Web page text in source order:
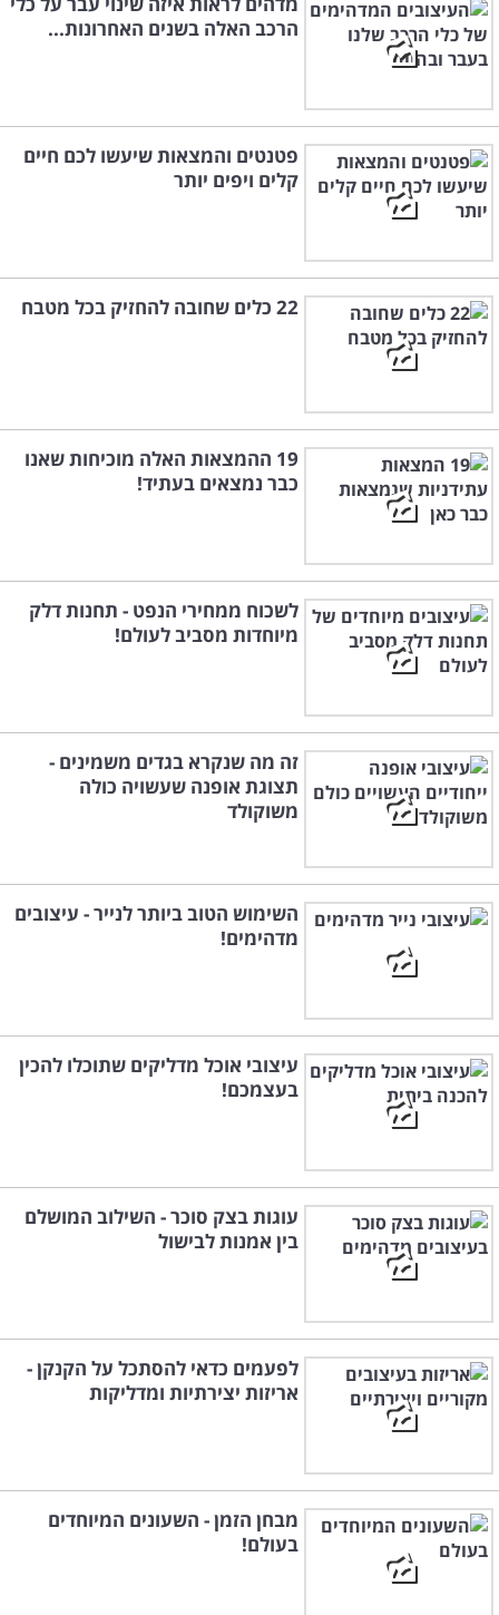
הרכב האלה בשנים האחרונות...
פטנטים והמצאות שיעשו לכם חיים
קלים ויפים יותר
22 כלים שחובה להחזיק בכל מטבח
19 ההמצאות האלה מוכיחות שאנו
כבר נמצאים בעתיד!
לשכוח ממחירי הנפט - תחנות דלק
מיוחדות מסביב לעולם!
זה מה שנקרא בגדים משמינים -
תצוגת אופנה שעשויה כולה
משוקולד
השימוש הטוב ביותר לנייר - עיצובים
מדהימים!
עיצובי אוכל מדליקים שתוכלו להכין
בעצמכם!
עוגות בצק סוכר - השילוב המושלם
בין אמנות לבישול
לפעמים כדאי להסתכל על הקנקן -
אריזות יצירתיות ומדליקות
מבחן הזמן - השעונים המיוחדים
בעולם!